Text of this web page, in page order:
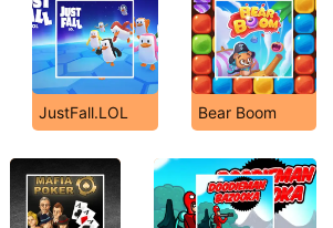
JustFall.LOL Bear Boom